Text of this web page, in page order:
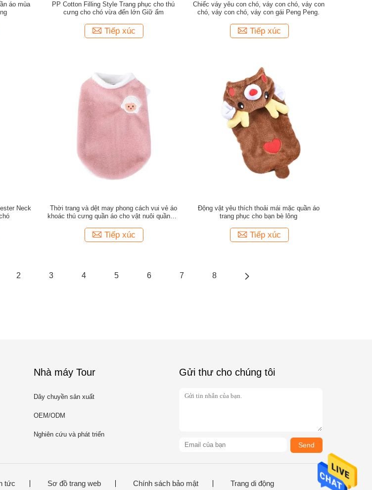
áo mùa
PP Cotton Filling Style Trang phục cho thú
cưng cho chó vừa đến lớn Giữ ấm
Tiếp xúc
Chiếc váy yêu con chó, váy con chó, váy con
chó, váy con chó, váy con gái Peng Peng.
Tiếp xúc
Neck
Thời trang và dệt may phong cách vui vẻ áo
khoác thú cưng quần áo cho vật nuôi quần áo
Tiếp xúc
Động vật yêu thích thoải mái mặc quần áo
trang phục cho bạn bè lông
Tiếp xúc
2 3 4 5 6 7 8
Nhà máy Tour
Dây chuyền sản xuất
OEM/ODM
Nghiên cứu và phát triển
Gửi thư cho chúng tôi
Send
tức Sơ đồ trang web Chính sách bảo mật Trang di động